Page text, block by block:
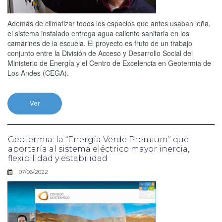
Además de climatizar todos los espacios que antes usaban leña,
el sistema instalado entrega agua caliente sanitaria en los
camarines de la escuela. El proyecto es fruto de un trabajo
conjunto entre la División de Acceso y Desarrollo Social del
Ministerio de Energía y el Centro de Excelencia en Geotermia de
Los Andes (CEGA).
Ver
Geotermia: la “Energía Verde Premium” que
aportaría al sistema eléctrico mayor inercia,
flexibilidad y estabilidad
07/06/2022